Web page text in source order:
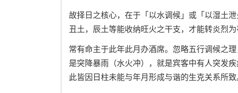
故择日之核心，在于「以水调候」或「以湿土
丑土，辰土等能收纳旺火之干支，才能转炎烈为
常有命主于此年此月办酒席。忽略五行调候之
是突降暴雨（水火冲），就是宾客中有人突发
此皆因日柱未能与年月形成与谐的生克关系所致